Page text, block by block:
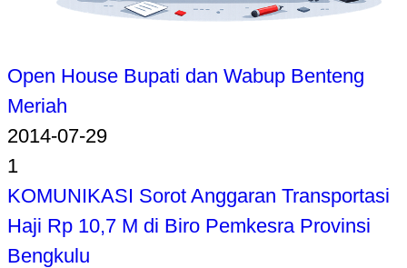
Open House Bupati dan Wabup Benteng
Meriah
2014-07-29
1
KOMUNIKASI Sorot Anggaran Transportasi
Haji Rp 10,7 M di Biro Pemkesra Provinsi
Bengkulu